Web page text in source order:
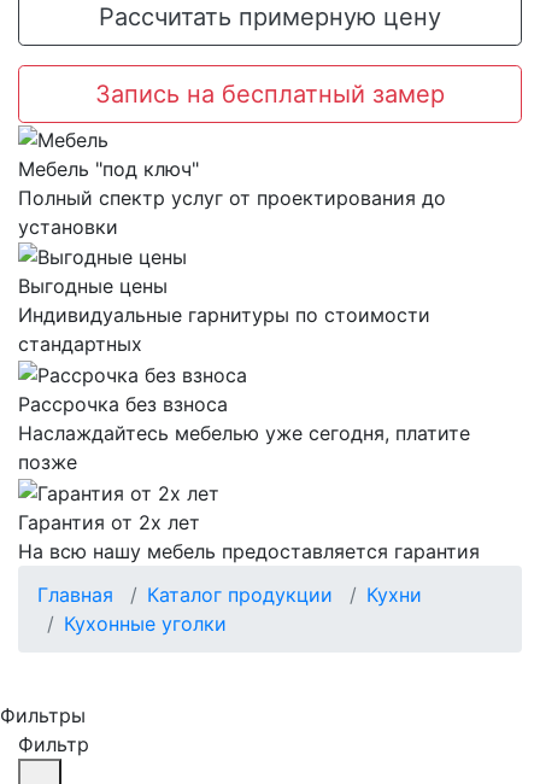
Рассчитать примерную цену
Запись на бесплатный замер
Мебель "под ключ"
Полный спектр услуг от проектирования до
установки
Выгодные цены
Индивидуальные гарнитуры по стоимости
стандартных
Рассрочка без взноса
Наслаждайтесь мебелью уже сегодня, платите
позже
Гарантия от 2х лет
На всю нашу мебель предоставляется гарантия
Главная
Каталог продукции
Кухни
Кухонные уголки
Фильтры
Фильтр